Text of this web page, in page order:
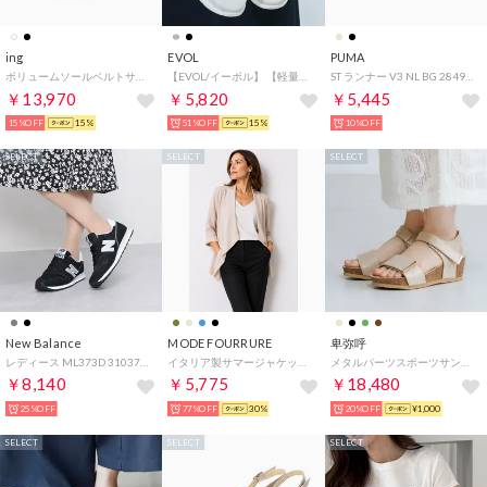
ing
￥13,970
15%OFF 15%
EVOL
￥5,820
51%OFF 15%
PUMA
ST ランナー V3 NL BG 284901 （ブラック）
￥5,445
10%OFF
New Balance
￥8,140
SELECT
25%OFF
MODE FOURRURE
￥5,775
SELECT
77%OFF 30%
卑弥呼
￥18,480
SELECT
20%OFF ¥1,000
SELECT SELECT SELECT